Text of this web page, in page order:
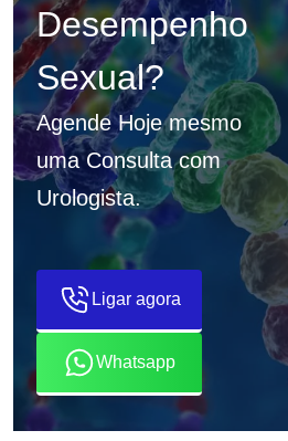
Desempenho
Sexual?
Agende Hoje mesmo
uma Consulta com
Urologista.
Ligar agora
Whatsapp